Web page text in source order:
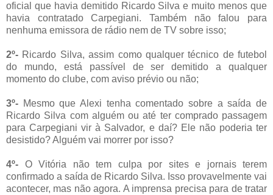
oficial que havia demitido Ricardo Silva e muito menos que
havia contratado Carpegiani. Também não falou para
nenhuma emissora de rádio nem de TV sobre isso;
2º- Ricardo Silva, assim como qualquer técnico de futebol
do mundo, está passível de ser demitido a qualquer
momento do clube, com aviso prévio ou não;
3º- Mesmo que Alexi tenha comentado sobre a saída de
Ricardo Silva com alguém ou até ter comprado passagem
para Carpegiani vir à Salvador, e daí? Ele não poderia ter
desistido? Alguém vai morrer por isso?
4º- O Vitória não tem culpa por sites e jornais terem
confirmado a saída de Ricardo Silva. Isso provavelmente vai
acontecer, mas não agora. A imprensa precisa para de tratar